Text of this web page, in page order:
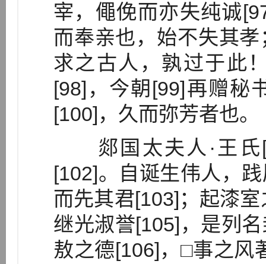
宰，僶俛而亦失纯诚
而奉亲也，始不失其
求之古人，孰过于此
[98]，今朝[99]再赠秘
[100]，久而弥芳者也。
郯国太夫人·王氏
[102]。自诞生伟人，
而先其君[103]；起漆
继光淑誉[105]，是列
敖之德[106]，□事之风